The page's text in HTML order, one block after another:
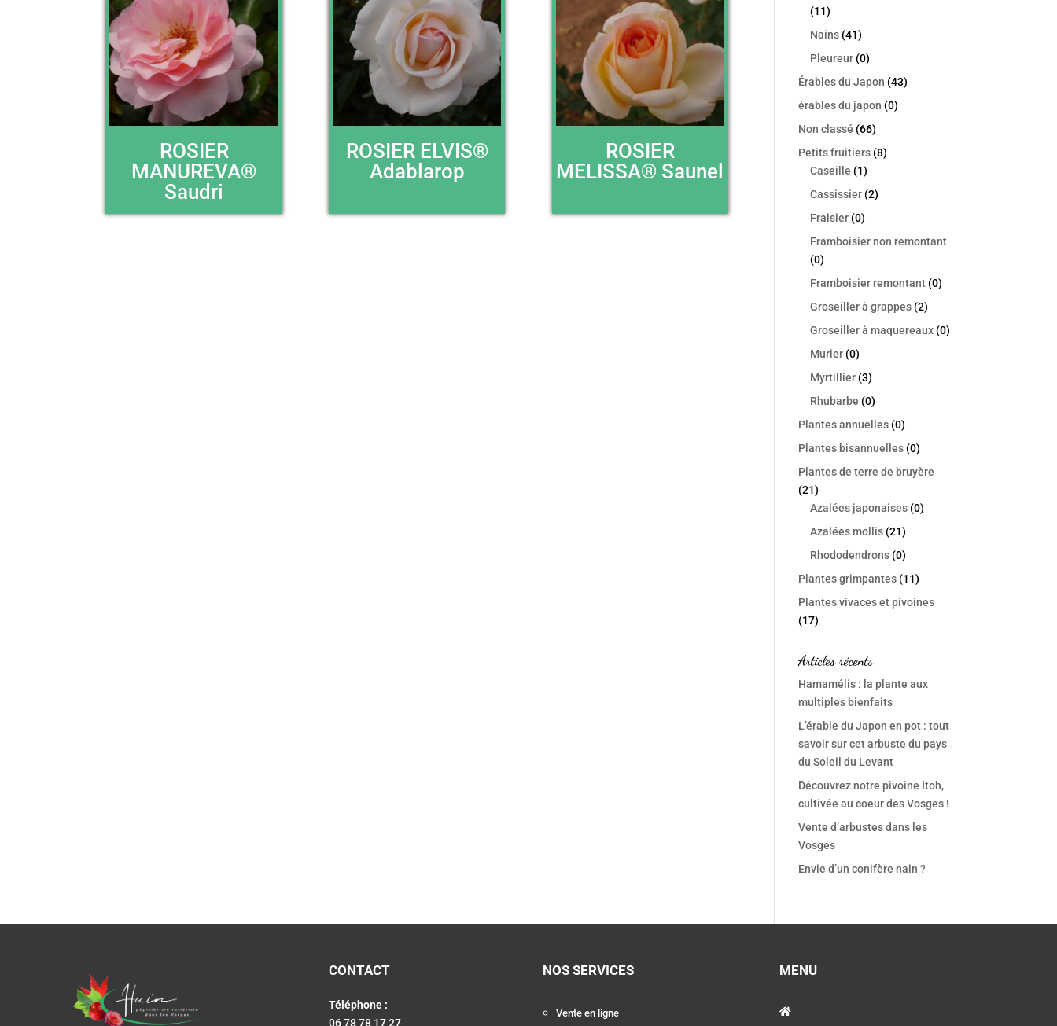
ROSIER
MANUREVA®
Saudri
ROSIER ELVIS®
Adablarop
ROSIER
MELISSA® Saunel
(11)
Nains(41)
Pleureur(0)
Érables du Japon (43)
érables du japon (0)
Non classé (66)
Petits fruitiers(8)
Caseille (1)
Cassissier(2)
Fraisier(0)
Framboisier non remontant
(0)
Framboisier remontant(0)
Groseiller à grappes(2)
Groseiller à maquereaux(0)
Murier(0)
Myrtillier(3)
Rhubarbe (0)
Plantes annuelles(0)
Plantes bisannuelles(0)
Plantes de terre de bruyère
(21)
Azalées japonaises(0)
Azalées mollis(21)
Rhododendrons(0)
Plantes grimpantes(11)
Plantes vivaces et pivoines
(17)
Articles récents
Hamamélis : la plante aux
multiples bienfaits
L’érable du Japon en pot : tout
savoir sur cet arbuste du pays
du Soleil du Levant
Découvrez notre pivoine Itoh,
cultivée au coeur des Vosges !
Vente d’arbustes dans les
Vosges
Envie d’un conifère nain ?
CONTACT
Téléphone :
06 78 78 17 27
NOS SERVICES
Vente en ligne
MENU